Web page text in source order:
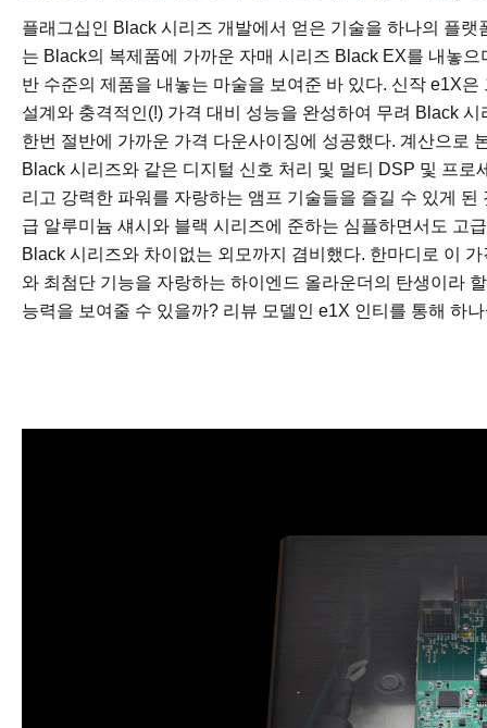
플래그십인 Black 시리즈 개발에서 얻은 기술을 하나의 플
는 Black의 복제품에 가까운 자매 시리즈 Black EX를 내놓
반 수준의 제품을 내놓는 마술을 보여준 바 있다. 신작 e1X
설계와 충격적인(!) 가격 대비 성능을 완성하여 무려 Black
한번 절반에 가까운 가격 다운사이징에 성공했다. 계산으로
Black 시리즈와 같은 디지털 신호 처리 및 멀티 DSP 및 프
리고 강력한 파워를 자랑하는 앰프 기술들을 즐길 수 있게
급 알루미늄 섀시와 블랙 시리즈에 준하는 심플하면서도 고
Black 시리즈와 차이없는 외모까지 겸비했다. 한마디로 이
와 최첨단 기능을 자랑하는 하이엔드 올라운더의 탄생이라
능력을 보여줄 수 있을까? 리뷰 모델인 e1X 인티를 통해 하